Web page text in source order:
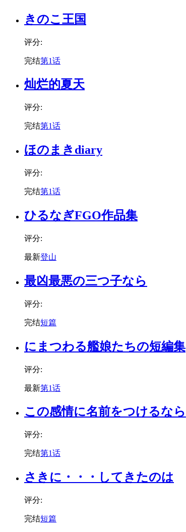
きのこ王国
评分:
完结第1话
灿烂的夏天
评分:
完结第1话
ほのまきdiary
评分:
完结第1话
ひるなぎFGO作品集
评分:
最新登山
最凶最悪の三つ子なら
评分:
完结短篇
にまつわる艦娘たちの短編集
评分:
最新第1话
この感情に名前をつけるなら
评分:
完结第1话
さきに・・・してきたのは
评分:
完结短篇